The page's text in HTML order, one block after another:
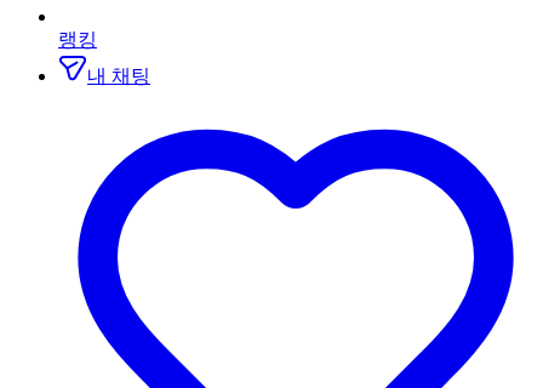
랭킹
내 채팅